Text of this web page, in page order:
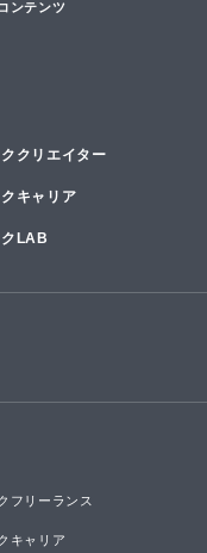
ンテンツ
クリエイター
キャリア
LAB
フリーランス
キャリア